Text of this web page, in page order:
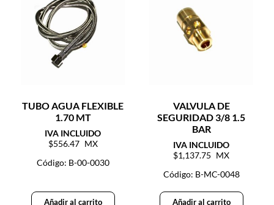
TUBO AGUA FLEXIBLE
1.70 MT
556.47
Código: B-00-0030
Añadir al carrito
VALVULA DE
SEGURIDAD 3/8 1.5
BAR
1,137.75
Código: B-MC-0048
Añadir al carrito